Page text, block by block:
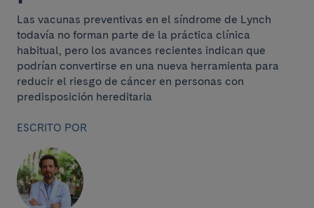
Las vacunas preventivas en el síndrome de Lynch
todavía no forman parte de la práctica clínica
habitual, pero los avances recientes indican que
podrían convertirse en una nueva herramienta para
reducir el riesgo de cáncer en personas con
predisposición hereditaria
ESCRITO POR